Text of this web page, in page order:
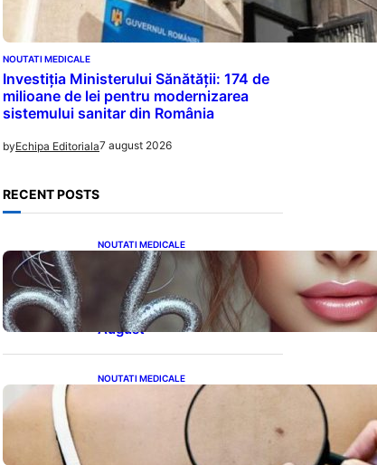
NOUTATI MEDICALE
Investiția Ministerului Sănătății: 174 de
milioane de lei pentru modernizarea
sistemului sanitar din România
byEchipa Editoriala7 august 2026
RECENT POSTS
NOUTATI MEDICALE
Influența lui Venus:
Dragoste, Noroc și
Oportunități pentru Tauri și
Balanțe în Weekendul 8-9
August
NOUTATI MEDICALE
10 Semne Ascunse ale
Cancerului de Piele: Ce
Trebuie să Știm pentru a Ne